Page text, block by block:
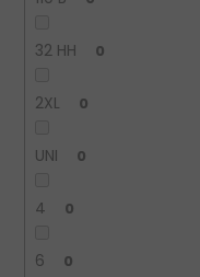
32 HH 0
2XL 0
UNI 0
4 0
6 0